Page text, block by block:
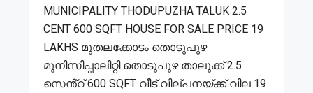
MUNICIPALITY THODUPUZHA TALUK 2.5
CENT 600 SQFT HOUSE FOR SALE PRICE 19
LAKHS മുതലക്കോടം തൊടുപുഴ
മുനിസിപ്പാലിറ്റി തൊടുപുഴ താലൂക്ക് 2.5
സെൻ്റ് 600 SQFT വീട് വില്പനയ്ക്ക് വില 19